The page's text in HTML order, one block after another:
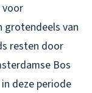
voor
grotendeels van
resten door
Bos
deze periode